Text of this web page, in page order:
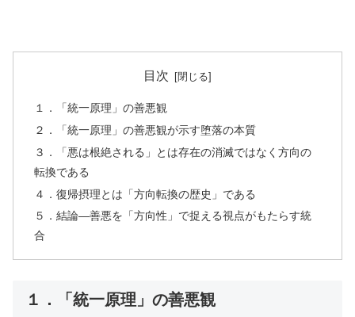
目次
１．「統一原理」の善悪観
２．「統一原理」の善悪観が示す堕落の本質
３．「悪は根絶される」とは存在の消滅ではなく方向の
転換である
４．復帰摂理とは「方向転換の歴史」である
５．結論―善悪を「方向性」で捉える視点がもたらす統
合
１．「統一原理」の善悪観